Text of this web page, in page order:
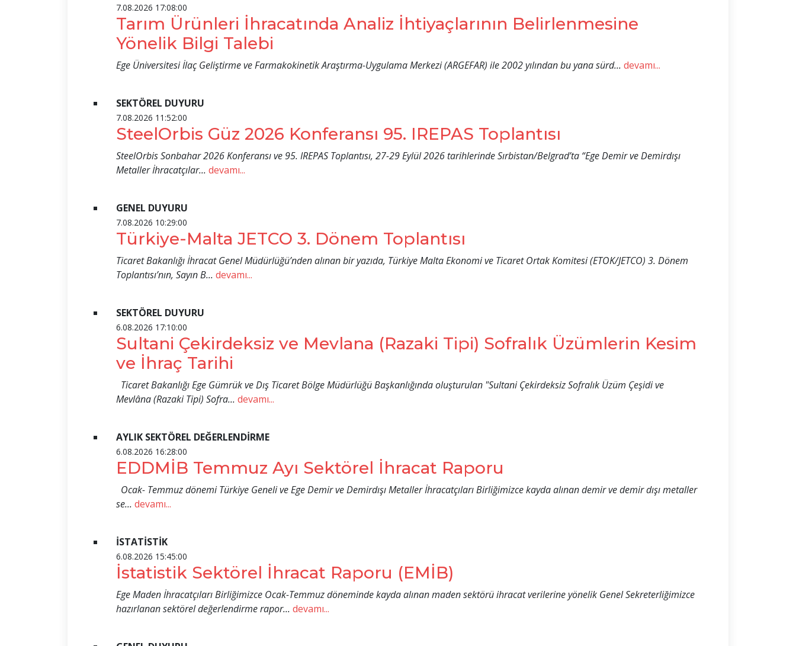
7.08.2026 17:08:00
Tarım Ürünleri İhracatında Analiz İhtiyaçlarının Belirlenmesine
Yönelik Bilgi Talebi
Ege Üniversitesi İlaç Geliştirme ve Farmakokinetik Araştırma-Uygulama Merkezi (ARGEFAR) ile 2002 yılından bu yana sürd... devamı...
SEKTÖREL DUYURU
7.08.2026 11:52:00
SteelOrbis Güz 2026 Konferansı 95. IREPAS Toplantısı
SteelOrbis Sonbahar 2026 Konferansı ve 95. IREPAS Toplantısı, 27-29 Eylül 2026 tarihlerinde Sırbistan/Belgrad’ta “Ege Demir ve Demirdışı
Metaller İhracatçılar... devamı...
GENEL DUYURU
7.08.2026 10:29:00
Türkiye-Malta JETCO 3. Dönem Toplantısı
Ticaret Bakanlığı İhracat Genel Müdürlüğü’nden alınan bir yazıda, Türkiye Malta Ekonomi ve Ticaret Ortak Komitesi (ETOK/JETCO) 3. Dönem
Toplantısı’nın, Sayın B... devamı...
SEKTÖREL DUYURU
6.08.2026 17:10:00
Sultani Çekirdeksiz ve Mevlana (Razaki Tipi) Sofralık Üzümlerin Kesim
ve İhraç Tarihi
Ticaret Bakanlığı Ege Gümrük ve Dış Ticaret Bölge Müdürlüğü Başkanlığında oluşturulan "Sultani Çekirdeksiz Sofralık Üzüm Çeşidi ve
Mevlâna (Razaki Tipi) Sofra... devamı...
AYLIK SEKTÖREL DEĞERLENDİRME
6.08.2026 16:28:00
EDDMİB Temmuz Ayı Sektörel İhracat Raporu
Ocak- Temmuz dönemi Türkiye Geneli ve Ege Demir ve Demirdışı Metaller İhracatçıları Birliğimizce kayda alınan demir ve demir dışı metaller
se... devamı...
İSTATİSTİK
6.08.2026 15:45:00
İstatistik Sektörel İhracat Raporu (EMİB)
Ege Maden İhracatçıları Birliğimizce Ocak-Temmuz döneminde kayda alınan maden sektörü ihracat verilerine yönelik Genel Sekreterliğimizce
hazırlanan sektörel değerlendirme rapor... devamı...